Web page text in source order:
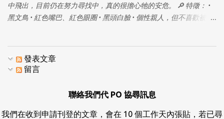
中飛出，目前仍在努力尋找中，真的很擔心牠的安危。 🔎 特徵： •
黑文鳥 • 紅色嘴巴、紅色眼圈 • 黑頭白臉 • 個性親人，但不喜歡被直
懇請私訊聯絡我，真的非常感謝！ ⚠️ 請幫忙注意： 不要追趕或驚嚇
牠，只要拍照或提供位置資訊就很有幫助了 拜託大家幫忙留意與轉
發表文章
留言
聯絡我們代 PO 協尋訊息
我們在收到申請刊登的文章，會在 10 個工作天內張貼，若已尋